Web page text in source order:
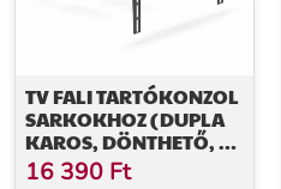
TV FALI TARTÓKONZOL
SARKOKHOZ (DUPLA
KAROS, DÖNTHETŐ, 40
- 80'')
16 390 Ft